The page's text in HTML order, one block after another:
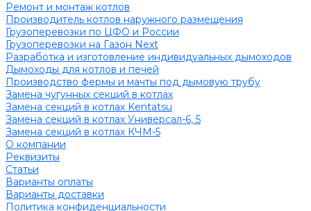
Ремонт и монтаж котлов
Производитель котлов наружного размещения
Грузоперевозки по ЦФО и России
Грузоперевозки на Газон Next
Разработка и изготовление индивидуальных дымоходов
Дымоходы для котлов и печей
Производство фермы и мачты под дымовую трубу
Замена чугунных секций в котлах
Замена секций в котлах Kentatsu
Замена секций в котлах Универсал-6, 5
Замена секций в котлах КЧМ-5
О компании
Реквизиты
Статьи
Варианты оплаты
Варианты доставки
Политика конфиденциальности